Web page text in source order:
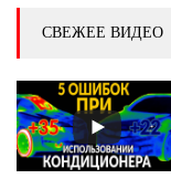
СВЕЖЕЕ ВИДЕО